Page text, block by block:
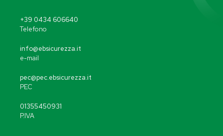
+39 0434 606640
Telefono
info@ebsicurezza.it
e-mail
pec@pec.ebsicurezza.it
PEC
01355450931
P.IVA